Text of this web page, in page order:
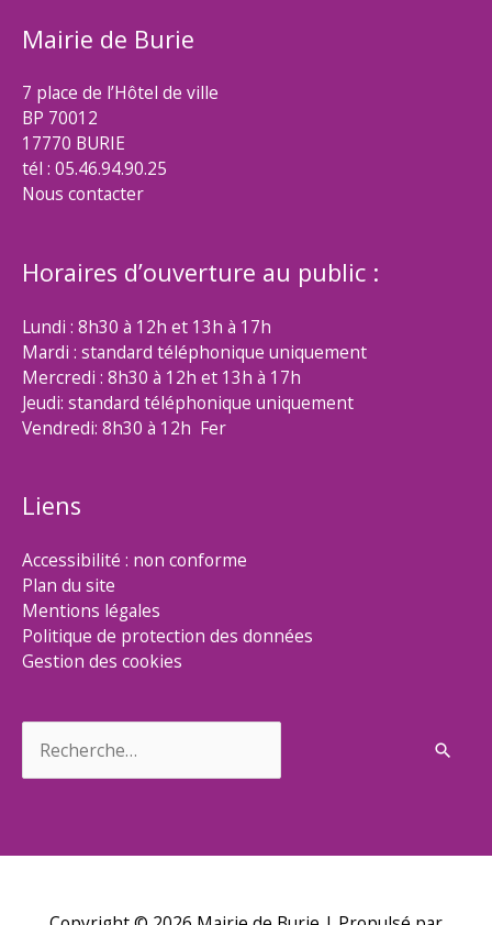
Mairie de Burie
7 place de l’Hôtel de ville
BP 70012
17770 BURIE
tél : 05.46.94.90.25
Nous contacter
Horaires d’ouverture au public :
Lundi : 8h30 à 12h et 13h à 17h
Mardi : standard téléphonique uniquement
Mercredi : 8h30 à 12h et 13h à 17h
Jeudi: standard téléphonique uniquement
Vendredi: 8h30 à 12h Fer
Liens
Accessibilité : non conforme
Plan du site
Mentions légales
Politique de protection des données
Gestion des cookies